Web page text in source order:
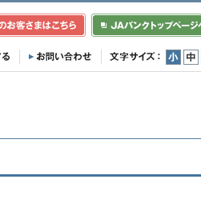
小 中